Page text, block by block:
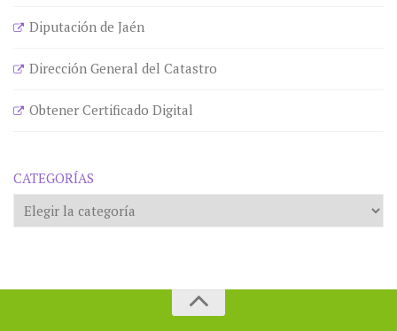
Diputación de Jaén
Dirección General del Catastro
Obtener Certificado Digital
CATEGORÍAS
Categorías